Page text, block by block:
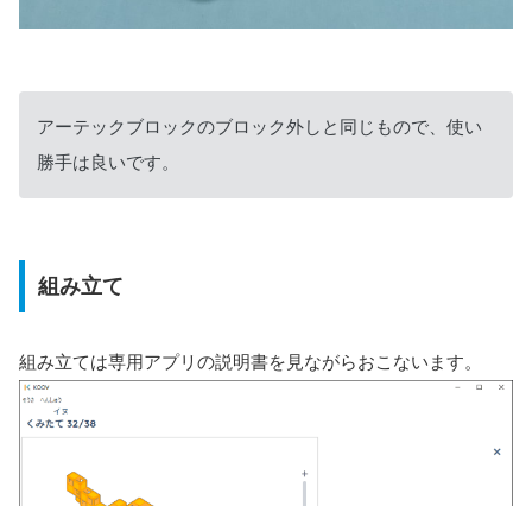
アーテックブロックのブロック外しと同じもので、使い
勝手は良いです。
組み立て
組み立ては専用アプリの説明書を見ながらおこないます。